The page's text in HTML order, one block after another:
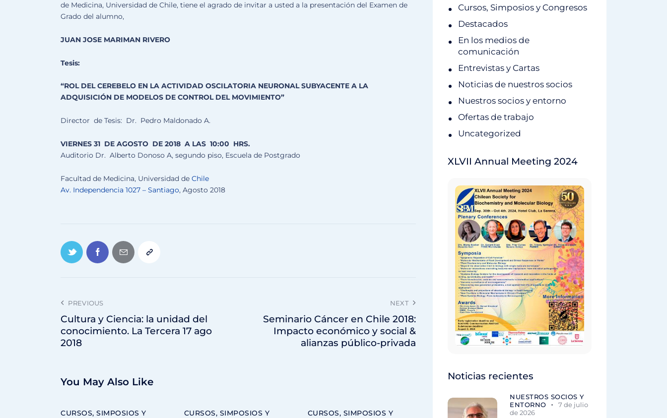
de Medicina, Universidad de Chile, tiene el agrado de invitar a usted a la presentación del Examen de
Grado del alumno,
JUAN JOSE MARIMAN RIVERO
Tesis:
“ROL DEL CEREBELO EN LA ACTIVIDAD OSCILATORIA NEURONAL SUBYACENTE A LA
ADQUISICIÓN DE MODELOS DE CONTROL DEL MOVIMIENTO”
Director de Tesis: Dr. Pedro Maldonado A.
VIERNES 31 DE AGOSTO DE 2018 A LAS 10:00 HRS.
Auditorio Dr. Alberto Donoso A, segundo piso, Escuela de Postgrado
Facultad de Medicina, Universidad de Chile
Av. Independencia 1027 – Santiago, Agosto 2018
PREVIOUS
Cultura y Ciencia: la unidad del
conocimiento. La Tercera 17 ago
2018
NEXT
Seminario Cáncer en Chile 2018:
Impacto económico y social &
alianzas público-privada
You May Also Like
CURSOS, SIMPOSIOS Y
CURSOS, SIMPOSIOS Y
CURSOS, SIMPOSIOS Y
Cursos, Simposios y Congresos
Destacados
En los medios de
comunicación
Entrevistas y Cartas
Noticias de nuestros socios
Nuestros socios y entorno
Ofertas de trabajo
Uncategorized
XLVII Annual Meeting 2024
Noticias recientes
NUESTROS SOCIOS Y
ENTORNO
7 de julio
de 2026